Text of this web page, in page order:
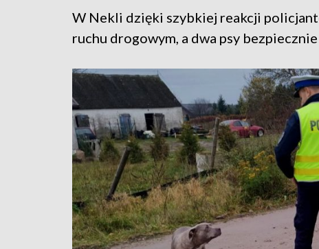
W Nekli dzięki szybkiej reakcji
ruchu drogowym, a dwa psy